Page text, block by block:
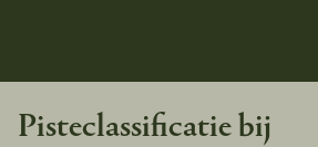
Pisteclassificatie bij